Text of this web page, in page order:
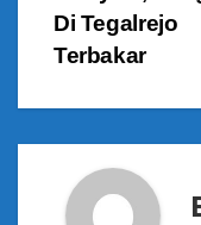
i
g
a
s
Di Tegalrejo
Terbakar